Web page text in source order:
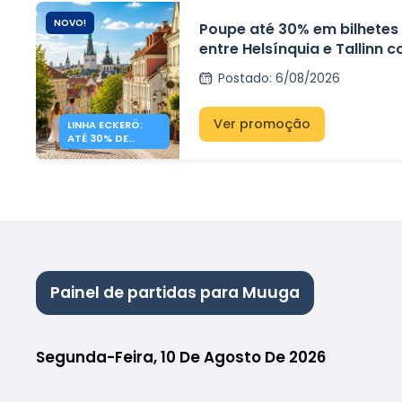
NOVO!
LINHA ECKERÖ:
ATÉ 30% DE
DESCONTO EM
Poupe até 30% em
entre Helsínquia e Tallinn
Line.Postado: 6/08/2026
Ver promoção
Painel de partidas para Muuga
Segunda-Feira, 10 De Agosto De 2026